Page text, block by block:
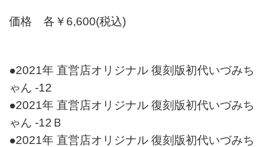
価格 各￥6,600(税込)
●2021年 直営店オリジナル 復刻版初代いづみち
ゃん -12
●2021年 直営店オリジナル 復刻版初代いづみち
ゃん -12Ｂ
●2021年 直営店オリジナル 復刻版初代いづみち